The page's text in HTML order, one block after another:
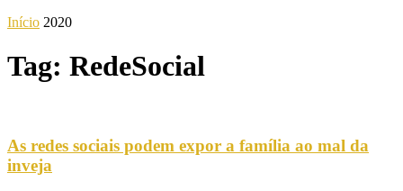
Início 2020
Tag: RedeSocial
As redes sociais podem expor a família ao mal da
inveja